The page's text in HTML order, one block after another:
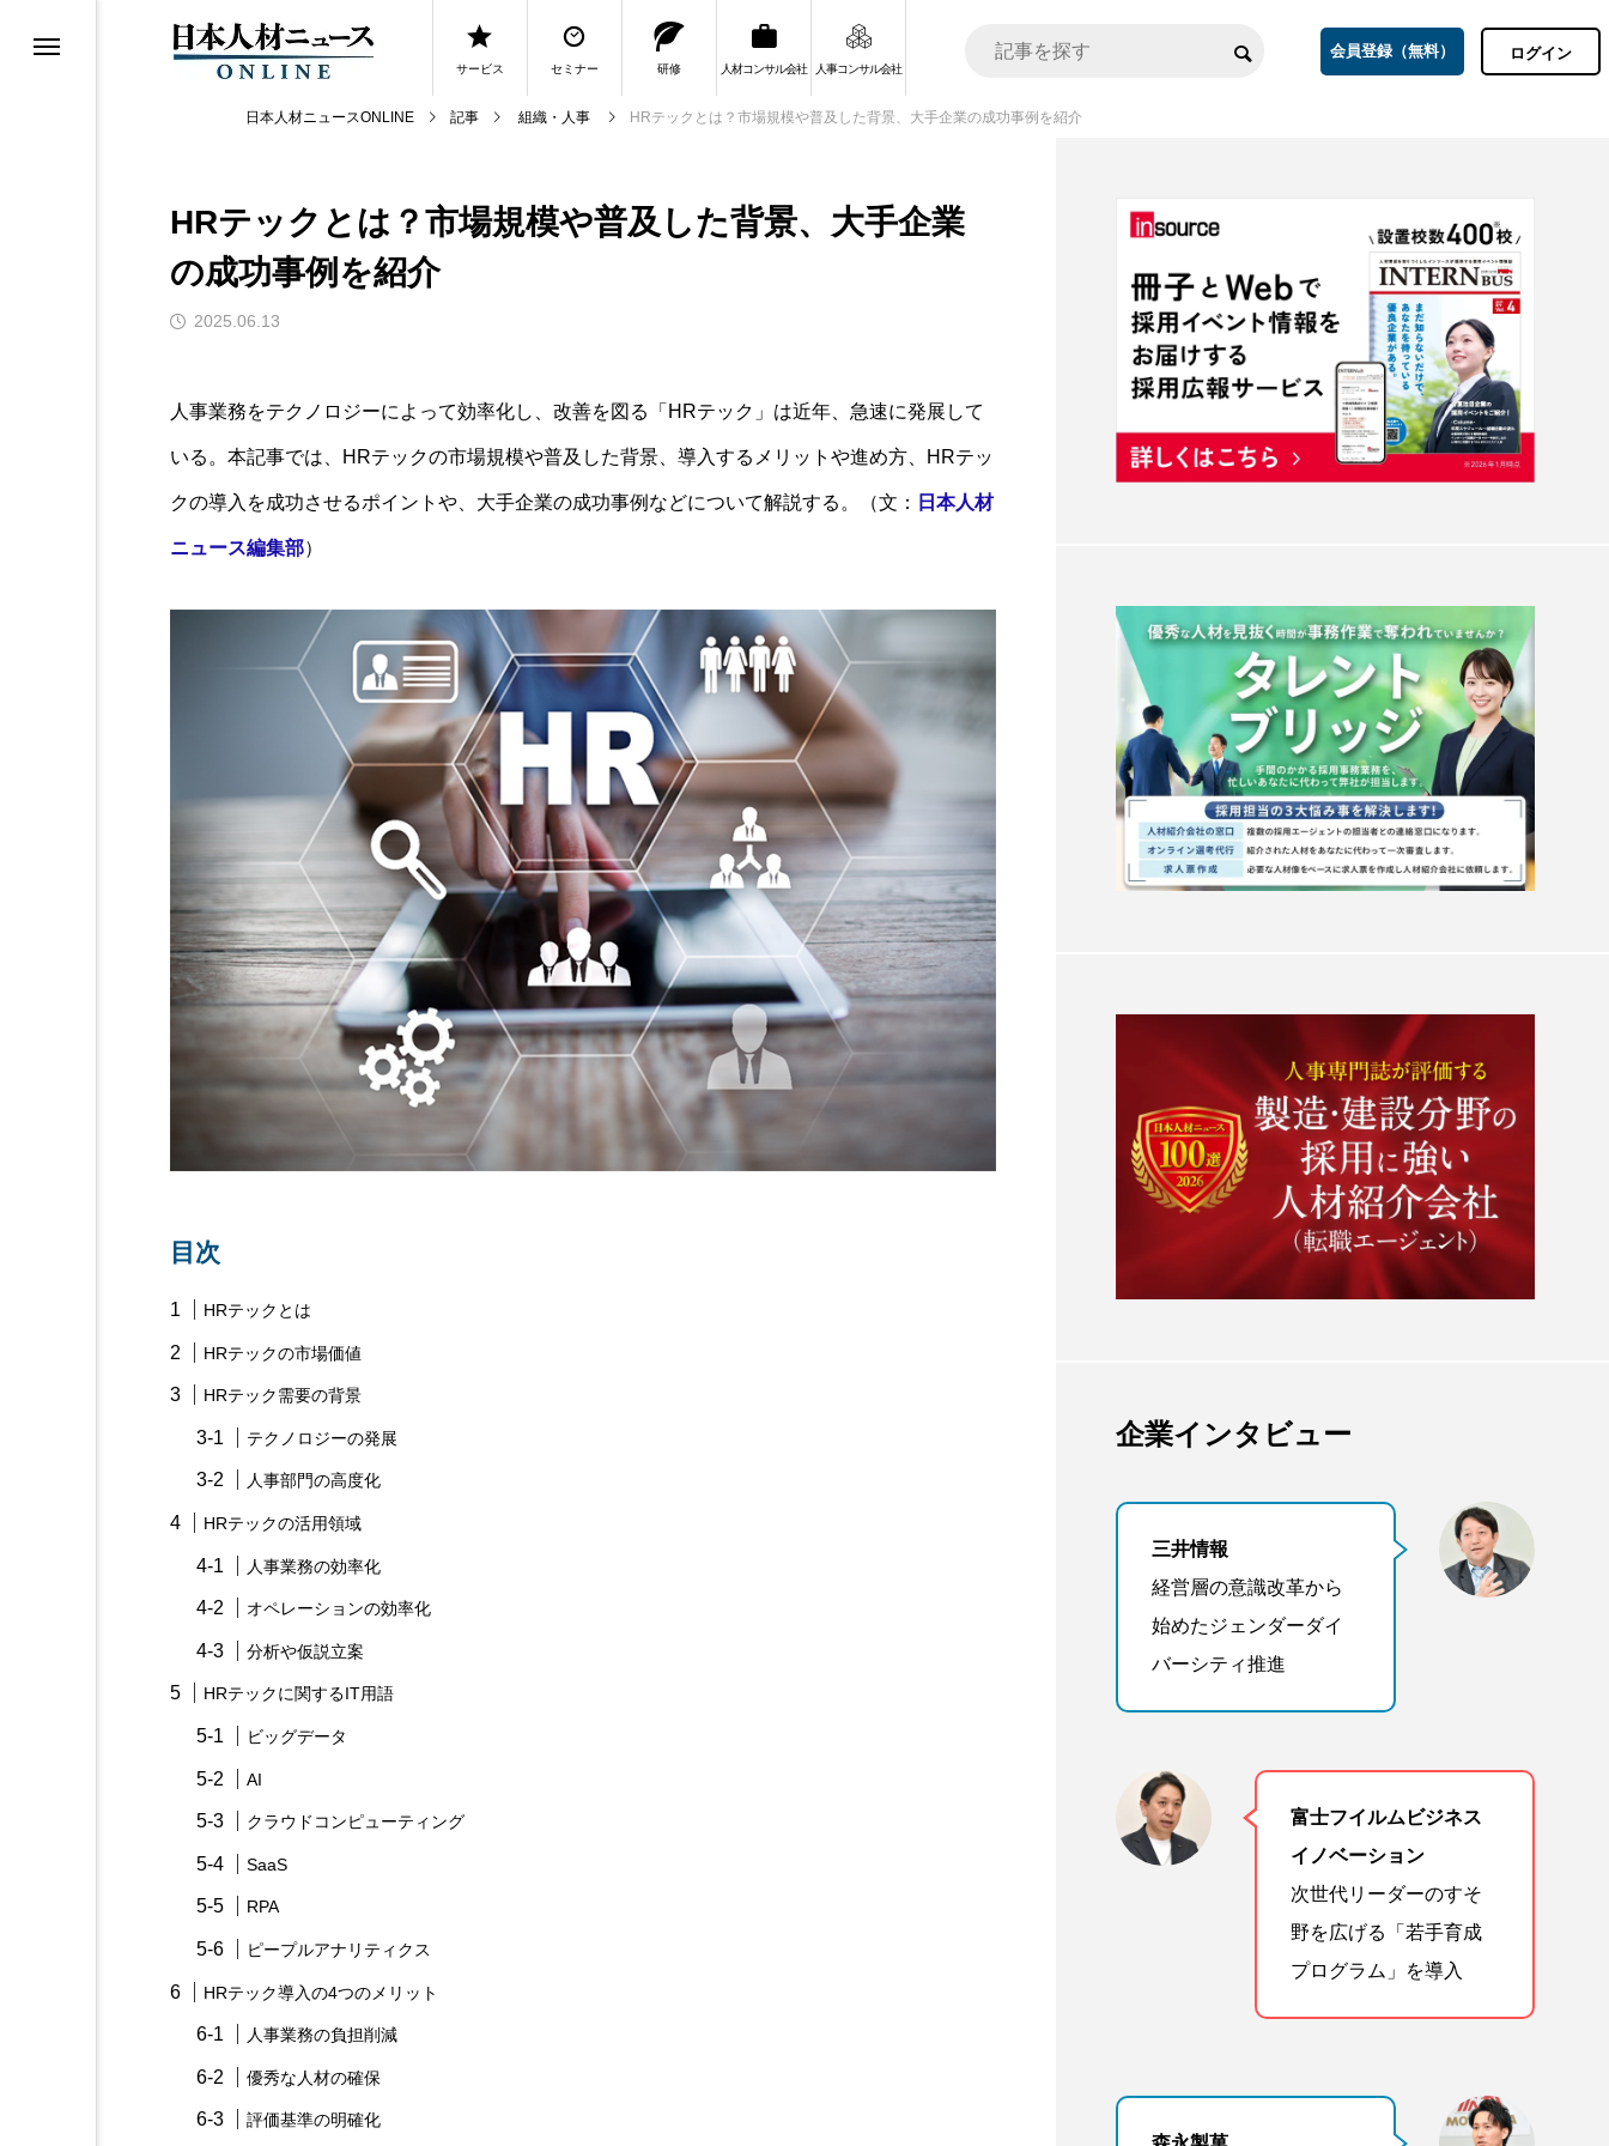
サービス セミナー 研修 人材コンサル会社 人事コンサル会社
日本人材ニュースONLINE 記事 組織・人事 HRテックとは？市場規模や普及した背景、大手企業の成功事例を紹介
会員登録（無料） ログイン
HRテックとは？市場規模や普及した背景、大手企業
の成功事例を紹介
2025.06.13
人事業務をテクノロジーによって効率化し、改善を図る「HRテック」は近年、急速に発展して
いる。本記事では、HRテックの市場規模や普及した背景、導入するメリットや進め方、HRテッ
クの導入を成功させるポイントや、大手企業の成功事例などについて解説する。（文： 日本人材
ニュース編集部）
目次
HRテックとは
HRテックの市場価値
HRテック需要の背景
テクノロジーの発展
人事部門の高度化
HRテックの活用領域
人事業務の効率化
オペレーションの効率化
分析や仮説立案
HRテックに関するIT用語
ビッグデータ
AI
クラウドコンピューティング
SaaS
RPA
ピープルアナリティクス
HRテック導入の4つのメリット
人事業務の負担削減
優秀な人材の確保
評価基準の明確化
企業インタビュー
三井情報
経営層の意識改革から
始めたジェンダーダイ
バーシティ推進
富士フイルムビジネス
イノベーション
次世代リーダーのすそ
野を広げる「若手育成
プログラム」を導入